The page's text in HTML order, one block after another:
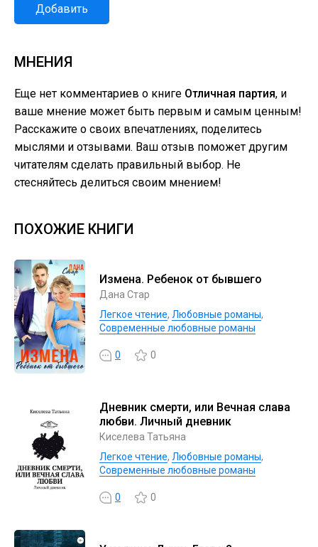
Добавить
МНЕНИЯ
Еще нет комментариев о книге Отличная партия, и
ваше мнение может быть первым и самым ценным!
Расскажите о своих впечатлениях, поделитесь
мыслями и отзывами. Ваш отзыв поможет другим
читателям сделать правильный выбор. Не
стесняйтесь делиться своим мнением!
ПОХОЖИЕ КНИГИ
Измена. Ребенок от бывшего
Дана Стар
Легкое чтение, Любовные романы,
Современные любовные романы
0 0
Дневник смерти, или Вечная слава
любви. Личный дневник
Киселева Татьяна
Легкое чтение, Любовные романы,
Современные любовные романы
0 0